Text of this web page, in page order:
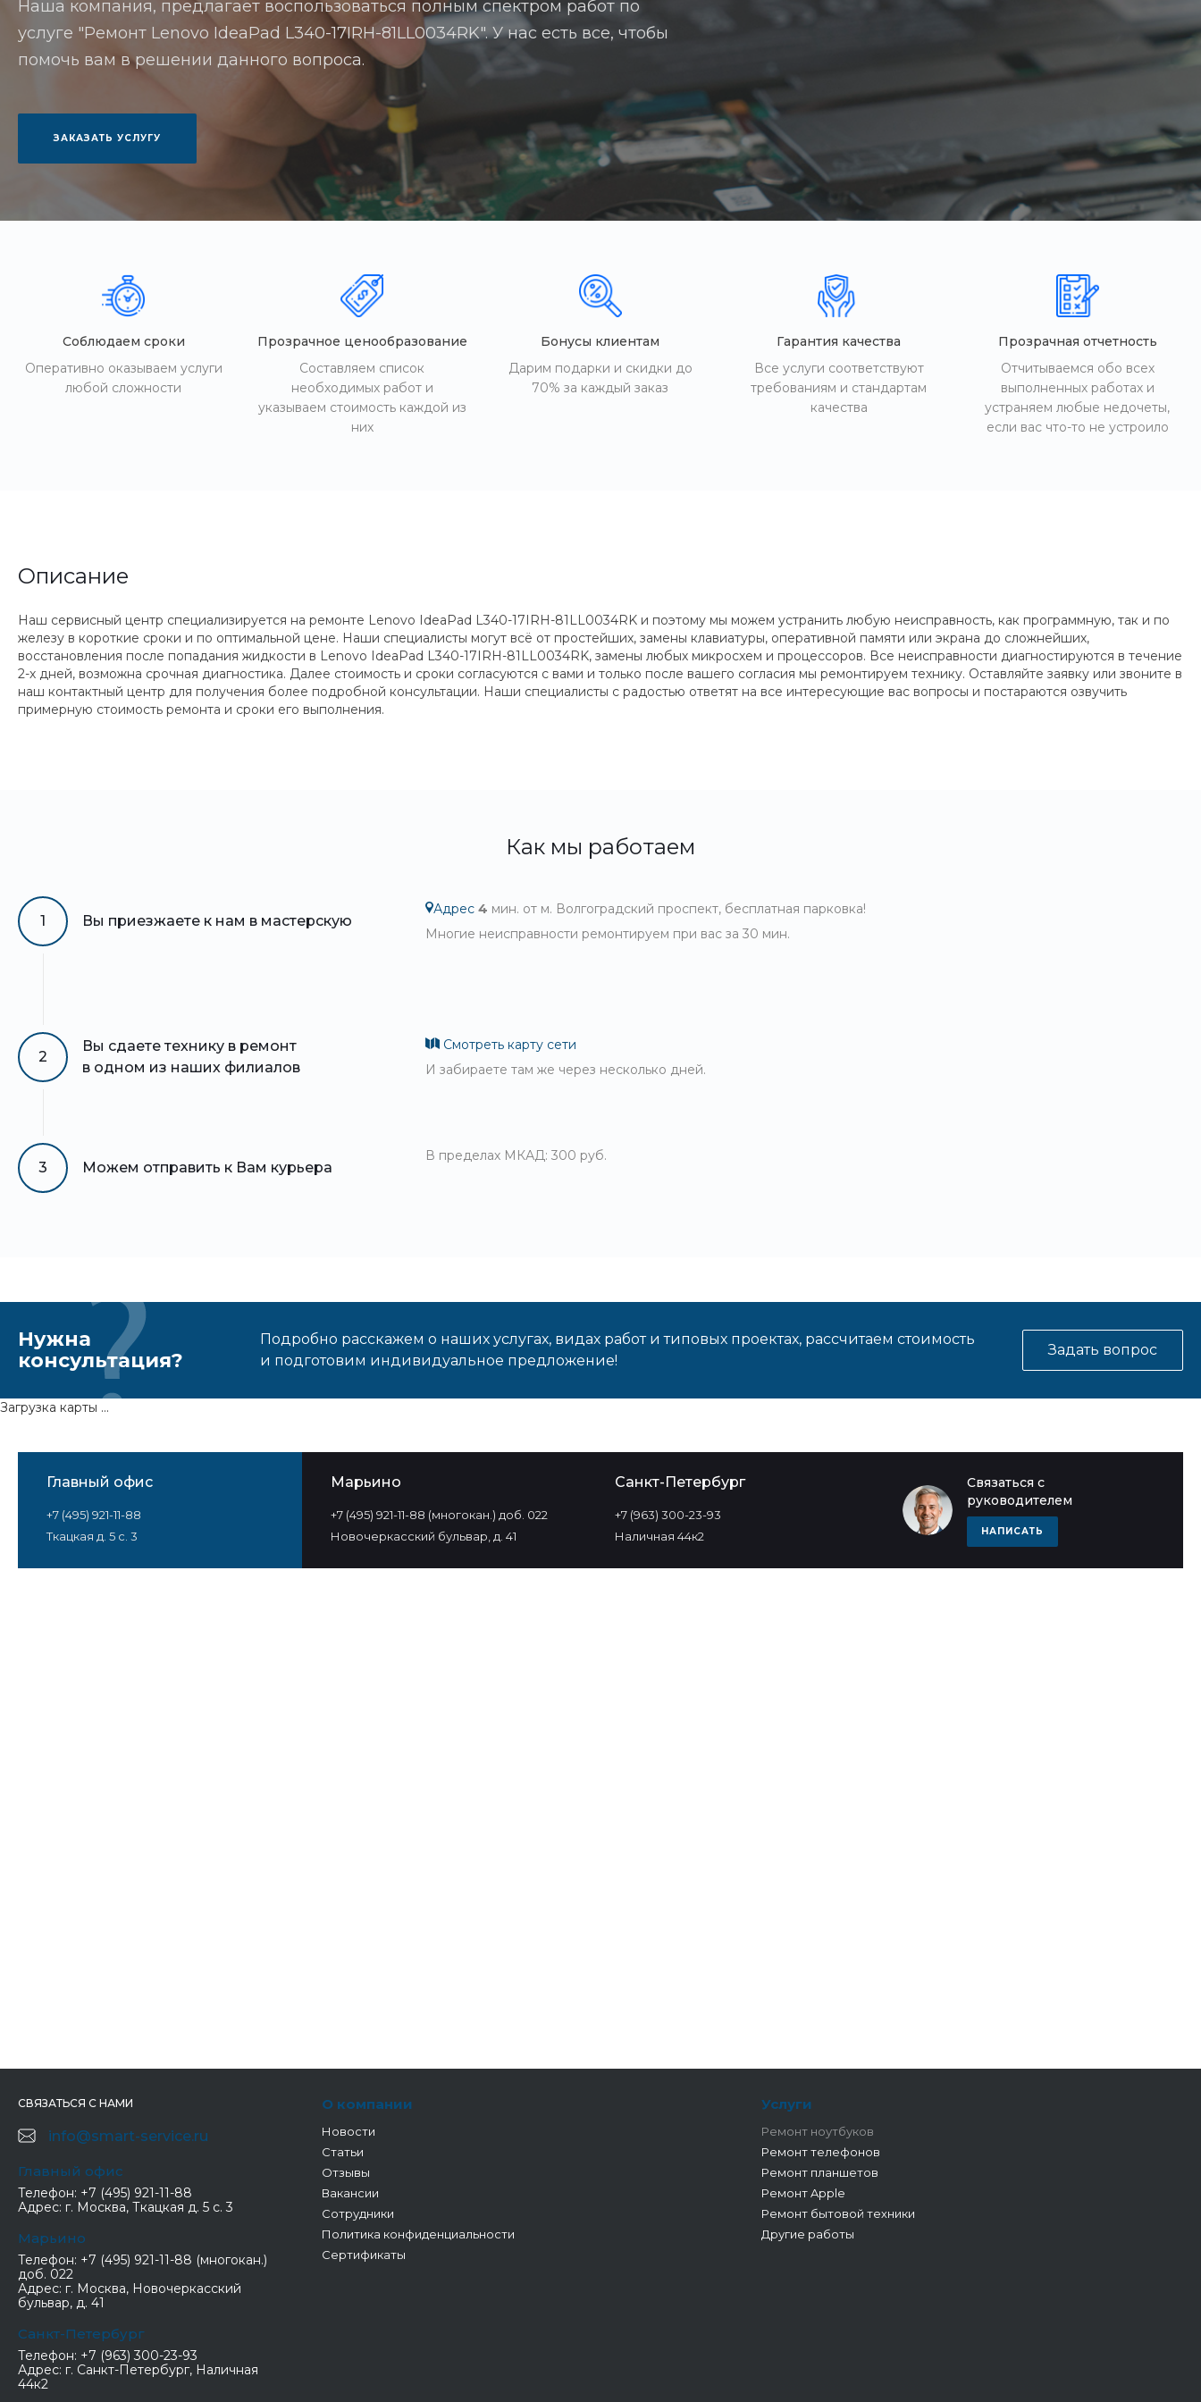
Наша компания, предлагает воспользоваться полным спектром работ по
услуге "Ремонт Lenovo IdeaPad L340-17IRH-81LL0034RK". У нас есть все, чтобы
помочь вам в решении данного вопроса.
ЗАКАЗАТЬ УСЛУГУ
Соблюдаем сроки
Оперативно оказываем услуги
любой сложности
Прозрачное ценообразование
Составляем список
необходимых работ и
указываем стоимость каждой из
них
Бонусы клиентам
Дарим подарки и скидки до
70% за каждый заказ
Гарантия качества
Все услуги соответствуют
требованиям и стандартам
качества
Прозрачная отчетность
Отчитываемся обо всех
выполненных работах и
устраняем любые недочеты,
если вас что-то не устроило
Описание
Наш сервисный центр специализируется на ремонте Lenovo IdeaPad L340-17IRH-81LL0034RK и поэтому мы можем устранить любую неисправность, как программную, так и по
железу в короткие сроки и по оптимальной цене. Наши специалисты могут всё от простейших, замены клавиатуры, оперативной памяти или экрана до сложнейших,
восстановления после попадания жидкости в Lenovo IdeaPad L340-17IRH-81LL0034RK, замены любых микросхем и процессоров. Все неисправности диагностируются в течение
2-х дней, возможна срочная диагностика. Далее стоимость и сроки согласуются с вами и только после вашего согласия мы ремонтируем технику. Оставляйте заявку или звоните в
наш контактный центр для получения более подробной консультации. Наши специалисты с радостью ответят на все интересующие вас вопросы и постараются озвучить
примерную стоимость ремонта и сроки его выполнения.
Как мы работаем
1 Вы приезжаете к нам в мастерскую
Адрес 4 мин. от м. Волгоградский проспект, бесплатная парковка!
Многие неисправности ремонтируем при вас за 30 мин.
2
Вы сдаете технику в ремонт
в одном из наших филиалов
Смотреть карту сети
И забираете там же через несколько дней.
3 Можем отправить к Вам курьера
В пределах МКАД: 300 руб.
Нужна
консультация?
Подробно расскажем о наших услугах, видах работ и типовых проектах, рассчитаем стоимость
и подготовим индивидуальное предложение!
Задать вопрос
Связаться с
руководителем
НАПИСАТЬ
Главный офис
+7 (495) 921-11-88
Ткацкая д. 5 с. 3
Марьино
+7 (495) 921-11-88 (многокан.) доб. 022
Новочеркасский бульвар, д. 41
Санкт-Петербург
+7 (963) 300-23-93
Наличная 44к2
Загрузка карты ...
СВЯЗАТЬСЯ С НАМИ
info@smart-service.ru
Главный офис
Телефон: +7 (495) 921-11-88
Адрес: г. Москва, Ткацкая д. 5 с. 3
Марьино
Телефон: +7 (495) 921-11-88 (многокан.)
доб. 022
Адрес: г. Москва, Новочеркасский
бульвар, д. 41
Санкт-Петербург
Телефон: +7 (963) 300-23-93
Адрес: г. Санкт-Петербург, Наличная
44к2
О компании
Новости
Статьи
Отзывы
Вакансии
Сотрудники
Политика конфиденциальности
Сертификаты
Услуги
Ремонт ноутбуков
Ремонт телефонов
Ремонт планшетов
Ремонт Apple
Ремонт бытовой техники
Другие работы